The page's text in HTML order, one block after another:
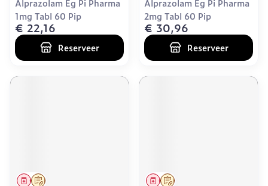
Alprazolam Eg Pi Pharma
1mg Tabl 60 Pip
€ 22,16
Reserveer
Alprazolam Eg Pi Pharma
2mg Tabl 60 Pip
€ 30,96
Reserveer
Op voorschrift
Geneesmiddel Op voorschrift
Geneesmiddel